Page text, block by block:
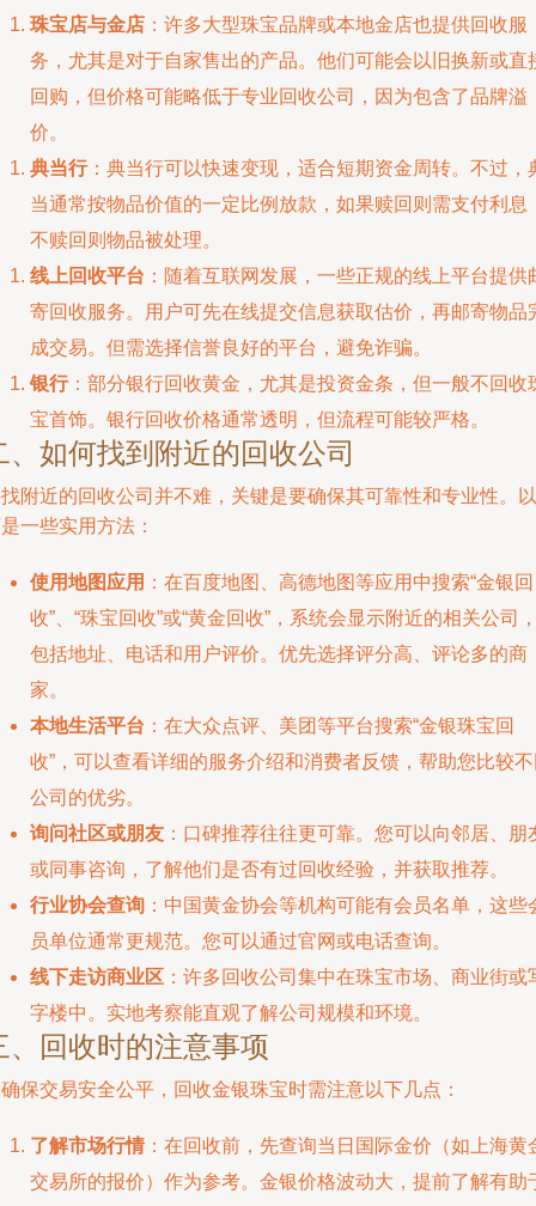
珠宝店与金店 ：许多大型珠宝品牌或本地金店也提供回收服
务，尤其是对于自家售出的产品。他们可能会以旧换新或直
回购，但价格可能略低于专业回收公司，因为包含了品牌溢
价。
典当行：典当行可以快速变现，适合短期资金周转。不过，
当通常按物品价值的一定比例放款，如果赎回则需支付利息
不赎回则物品被处理。
线上回收平台 ：随着互联网发展，一些正规的线上平台提供
寄回收服务。用户可先在线提交信息获取估价，再邮寄物品
成交易。但需选择信誉良好的平台，避免诈骗。
银行：部分银行回收黄金，尤其是投资金条，但一般不回收
宝首饰。银行回收价格通常透明，但流程可能较严格。
、如何找到附近的回收公司
附近的回收公司并不难，关键是要确保其可靠性和专业性。以
一些实用方法：
使用地图应用 ：在百度地图、高德地图等应用中搜索“金银回
收”、“珠宝回收”或“黄金回收”，系统会显示附近的相关公司
包括地址、电话和用户评价。优先选择评分高、评论多的商
家。
本地生活平台 ：在大众点评、美团等平台搜索“金银珠宝回
收”，可以查看详细的服务介绍和消费者反馈，帮助您比较
公司的优劣。
询问社区或朋友 ：口碑推荐往往更可靠。您可以向邻居、朋
或同事咨询，了解他们是否有过回收经验，并获取推荐。
行业协会查询 ：中国黄金协会等机构可能有会员名单，这些
员单位通常更规范。您可以通过官网或电话查询。
线下走访商业区 ：许多回收公司集中在珠宝市场、商业街或
字楼中。实地考察能直观了解公司规模和环境。
、回收时的注意事项
保交易安全公平，回收金银珠宝时需注意以下几点：
了解市场行情：在回收前，先查询当日国际金价（如上海黄
交易所的报价）作为参考。金银价格波动大，提前了解有助